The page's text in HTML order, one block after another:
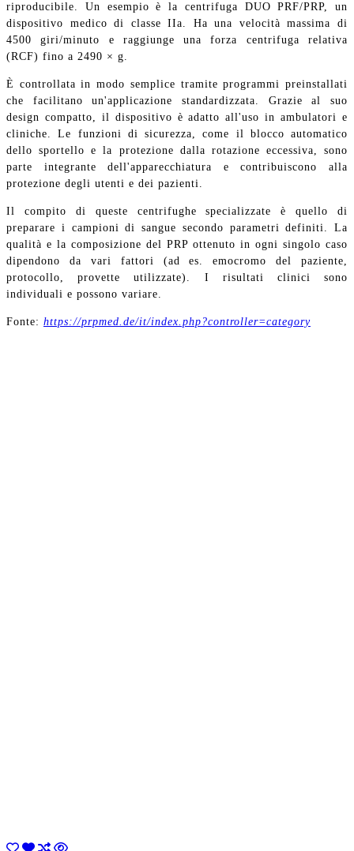
riproducibile. Un esempio è la centrifuga DUO PRF/PRP, un
dispositivo medico di classe IIa. Ha una velocità massima di
4500 giri/minuto e raggiunge una forza centrifuga relativa
(RCF) fino a 2490 × g.
È controllata in modo semplice tramite programmi preinstallati
che facilitano un'applicazione standardizzata. Grazie al suo
design compatto, il dispositivo è adatto all'uso in ambulatori e
cliniche. Le funzioni di sicurezza, come il blocco automatico
dello sportello e la protezione dalla rotazione eccessiva, sono
parte integrante dell'apparecchiatura e contribuiscono alla
protezione degli utenti e dei pazienti.
Il compito di queste centrifughe specializzate è quello di
preparare i campioni di sangue secondo parametri definiti. La
qualità e la composizione del PRP ottenuto in ogni singolo caso
dipendono da vari fattori (ad es. emocromo del paziente,
protocollo, provette utilizzate). I risultati clinici sono
individuali e possono variare.
Fonte: https://prpmed.de/it/index.php?controller=category